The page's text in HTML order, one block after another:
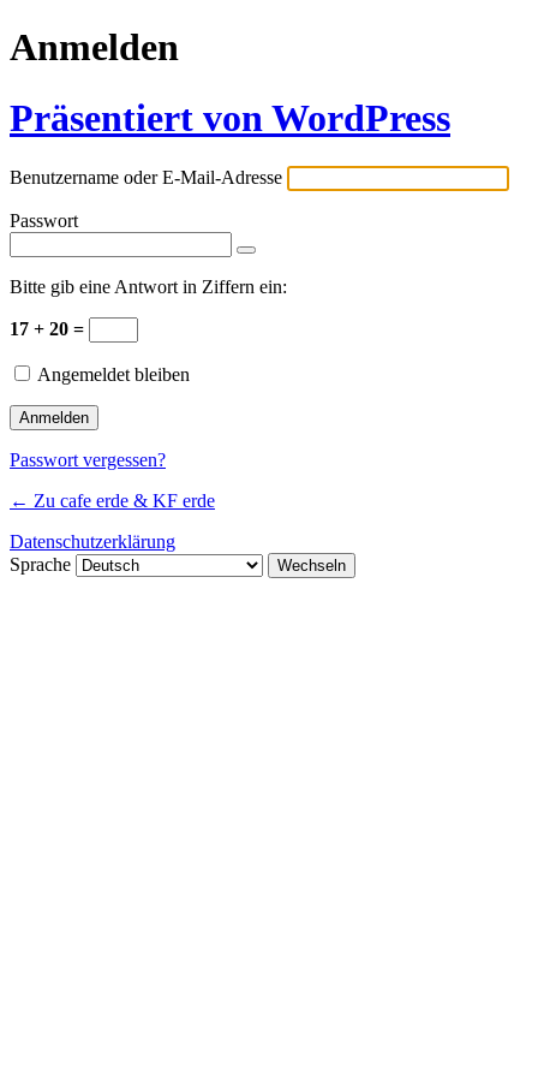
Anmelden
Präsentiert von WordPress
Benutzername oder E-Mail-Adresse
Passwort
Bitte gib eine Antwort in Ziffern ein:
17 + 20 =
Angemeldet bleiben
Passwort vergessen?
← Zu cafe erde & KF erde
Datenschutzerklärung
Sprache